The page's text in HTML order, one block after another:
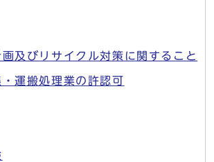
及びリサイクル対策に関すること
運搬処理業の許認可